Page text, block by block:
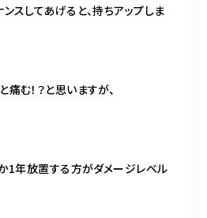
スしてあげると、持ちアップしま
む！？と思いますが、
1年放置する方がダメージレベル